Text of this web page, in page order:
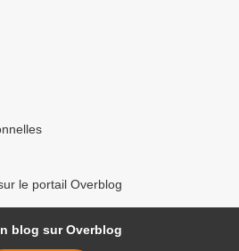
le portail Overblog
blog sur Overblog